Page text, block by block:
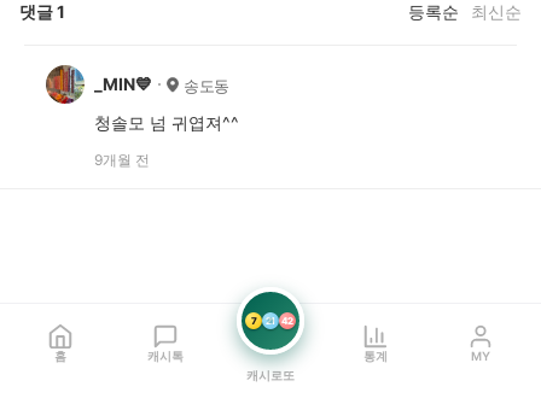
댓글1 등록순 최신순
_MIN💙 송도동
청솔모 넘 귀엽져^^
9개월 전
홈 캐시톡
7 21 42
캐시로또
통계 MY